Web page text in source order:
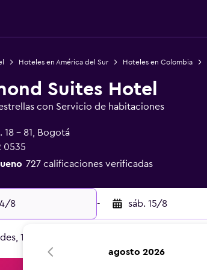
Hoteles en América del Sur Hoteles en Colombia
Suites Hotel
con Servicio de habitaciones
18 - 81, Bogotá
0535
727 calificaciones verificadas
8 - sáb. 15/8
1 habitación
agosto 2026